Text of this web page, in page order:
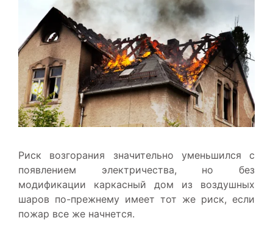
Риск возгорания значительно уменьшился с
появлением электричества, но без
модификации каркасный дом из воздушных
шаров по-прежнему имеет тот же риск, если
пожар все же начнется.